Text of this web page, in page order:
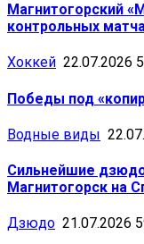
Магнитогорский
контрольных
Хоккей 22.07.2026
Победы под
Водные виды
Сильнейшие
Магнитогорск на
Дзюдо 21.07.2026